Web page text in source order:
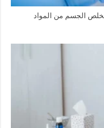
الجسم من المواد